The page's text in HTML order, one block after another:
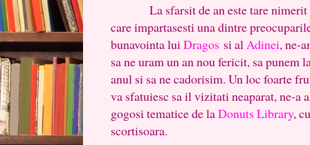
La sfarsit de an este tare nimerit
care impartasesti una dintre
bunavointa luiDragos si alAdinei, ne-
sa ne uram un an nou fericit, sa punem
anul si sa ne cadorisim. Un loc foarte
va sfatuiesc sa il vizitati neaparat, ne-a
gogosi tematice de laDonuts Library,
scortisoara.